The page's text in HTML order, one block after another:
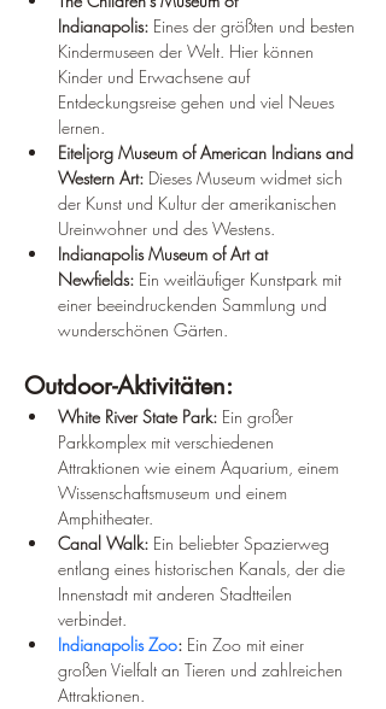
Indianapolis: Eines der größten und besten
Kindermuseen der Welt. Hier können
Kinder und Erwachsene auf
Entdeckungsreise gehen und viel Neues
lernen.
Eiteljorg Museum of American Indians and
Western Art: Dieses Museum widmet sich
der Kunst und Kultur der amerikanischen
Ureinwohner und des Westens.
Indianapolis Museum of Art at
Newfields: Ein weitläufiger Kunstpark mit
einer beeindruckenden Sammlung und
wunderschönen Gärten.
Outdoor-Aktivitäten:
White River State Park: Ein großer
Parkkomplex mit verschiedenen
Attraktionen wie einem Aquarium, einem
Wissenschaftsmuseum und einem
Amphitheater.
Canal Walk: Ein beliebter Spazierweg
entlang eines historischen Kanals, der die
Innenstadt mit anderen Stadtteilen
verbindet.
Indianapolis Zoo: Ein Zoo mit einer
großen Vielfalt an Tieren und zahlreichen
Attraktionen.